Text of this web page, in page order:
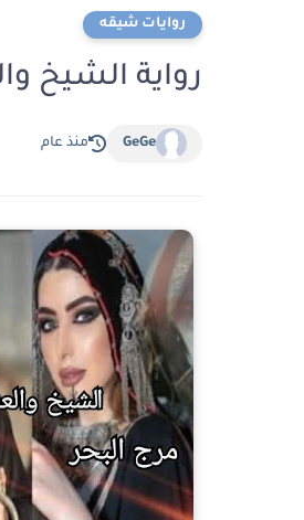
روايات شيقه
رواية الشيخ والعشق
GeGe منذ عام